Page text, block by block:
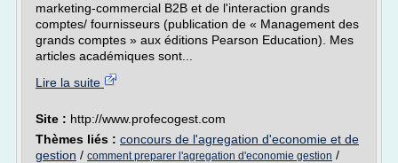
marketing-commercial B2B et de l'interaction grands
comptes/ fournisseurs (publication de « Management des
grands comptes » aux éditions Pearson Education). Mes
articles académiques sont...
Lire la suite
Site : http://www.profecogest.com
Thèmes liés : concours de l'agregation d'economie et de
gestion / comment preparer l'agregation d'economie gestion /